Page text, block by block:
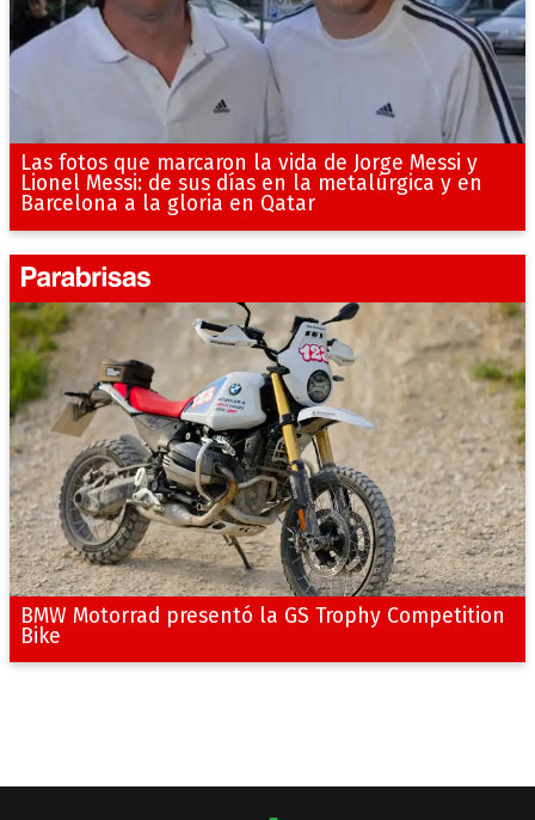
Las fotos que marcaron la vida de Jorge Messi y
Lionel Messi: de sus días en la metalúrgica y en
Barcelona a la gloria en Qatar
BMW Motorrad presentó la GS Trophy Competition
Bike